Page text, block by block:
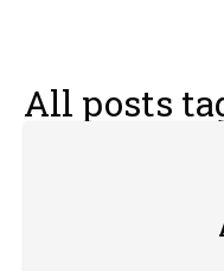
All posts